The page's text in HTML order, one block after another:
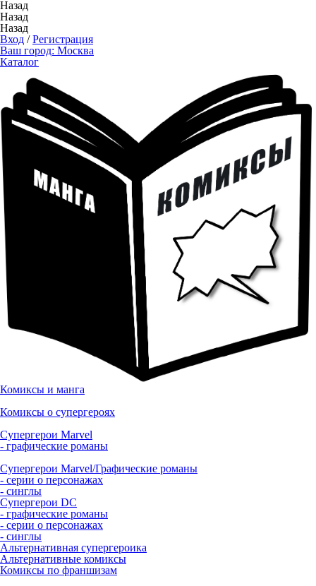
Назад
Назад
Назад
Вход /Регистрация
Ваш город: Москва
Каталог
Комиксы и манга
Комиксы о супергероях
Супергерои Marvel
- графические романы
Супергерои Marvel/Графические романы
- серии о персонажах
- синглы
Супергерои DC
- графические романы
- серии о персонажах
- синглы
Альтернативная супергероика
Альтернативные комиксы
Комиксы по франшизам